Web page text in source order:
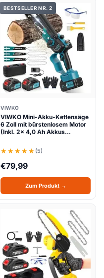
BESTSELLER NR. 2
VIWKO
VIWKO Mini-Akku-Kettensäge
6 Zoll mit bürstenlosem Motor
(Inkl. 2x 4,0 Ah Akkus…
(5)
€79,99
Zum Produkt →